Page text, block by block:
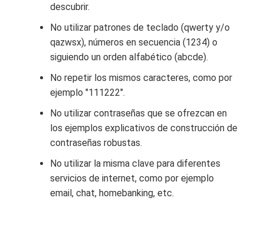
descubrir.
No utilizar patrones de teclado (qwerty y/o
qazwsx), números en secuencia (1234) o
siguiendo un orden alfabético (abcde).
No repetir los mismos caracteres, como por
ejemplo "111222".
No utilizar contraseñas que se ofrezcan en
los ejemplos explicativos de construcción de
contraseñas robustas.
No utilizar la misma clave para diferentes
servicios de internet, como por ejemplo
email, chat, homebanking, etc.